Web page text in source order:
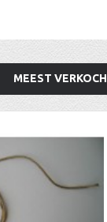
MEEST